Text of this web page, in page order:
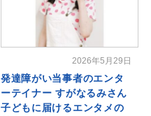
2026年5月29日
発達障がい当事者のエンタ
ーテイナー すがなるみさん
子どもに届けるエンタメの